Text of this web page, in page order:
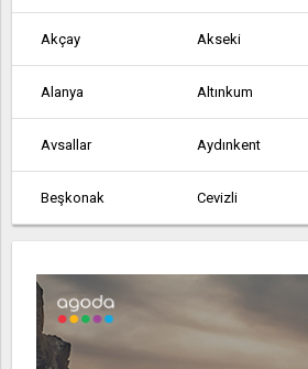
Akçay Akseki
Alanya Altınkum
Avsallar Aydınkent
Beşkonak Cevizli
Göynük
İmecik